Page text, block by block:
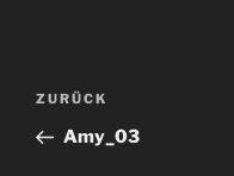
Beitragsnavigation
Vorheriger
Beitrag
ZURÜCK
Amy_03